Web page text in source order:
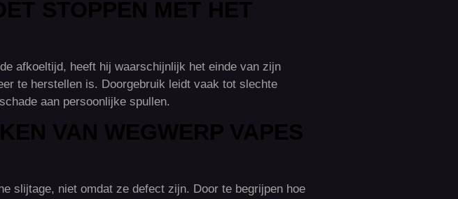
afkoeltijd, heeft hij waarschijnlijk het einde van zijn
te herstellen is. Doorgebruik leidt vaak tot slechte
aan persoonlijke spullen.
slijtage, niet omdat ze defect zijn. Door te begrijpen hoe